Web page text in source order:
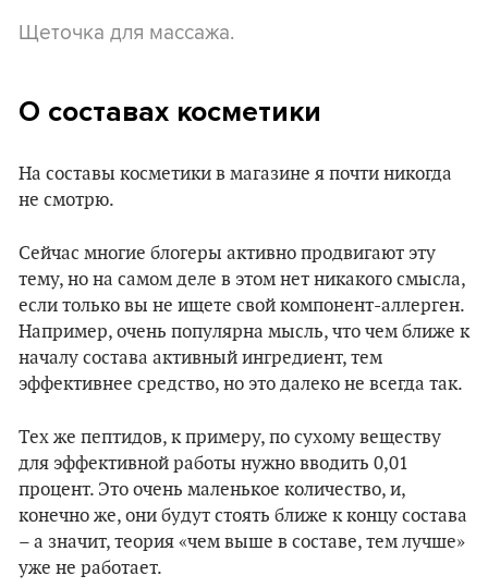
Щеточка для массажа.
О составах косметики
На составы косметики в магазине я почти никогда
не смотрю.
Сейчас многие блогеры активно продвигают эту
тему, но на самом деле в этом нет никакого смысла,
если только вы не ищете свой компонент-аллерген.
Например, очень популярна мысль, что чем ближе к
началу состава активный ингредиент, тем
эффективнее средство, но это далеко не всегда так.
Тех же пептидов, к примеру, по сухому веществу
для эффективной работы нужно вводить 0,01
процент. Это очень маленькое количество, и,
конечно же, они будут стоять ближе к концу состава
– а значит, теория «чем выше в составе, тем лучше»
уже не работает.